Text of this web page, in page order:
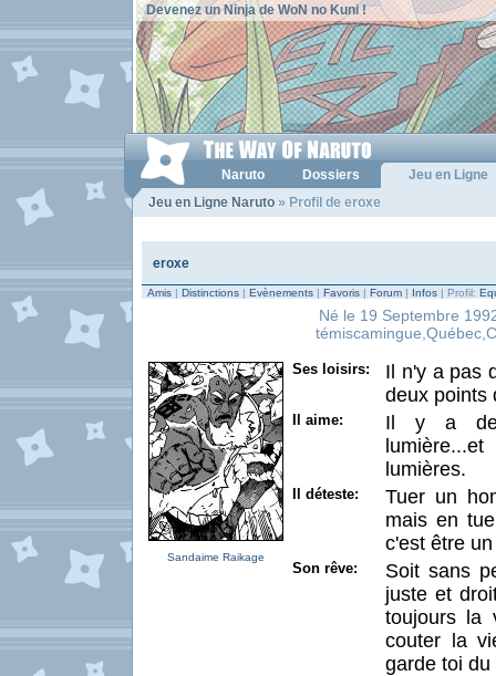
Devenez un Ninja de WoN no Kuni !
Naruto Dossiers
Jeu en Ligne
Jeu en Ligne Naruto » Profil de eroxe
eroxe
Amis | Distinctions | Evènements | Favoris | Forum | Infos | Profil:
Né le 19 Septembre
Sandaime Raikage
Ses loisirs:
Il n'y a pas
deux points
Il aime:
Il y a
lumières.
Il déteste:
Tuer un
mais en
c'est être
Son rêve:
Soit sans
juste et
toujours la
couter la
garde toi du